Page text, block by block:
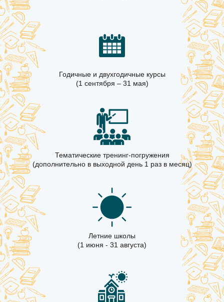
Годичные и двухгодичные курсы
(1 сентября – 31 мая)
Тематические тренинг-погружения
(дополнительно в выходной день 1 раз в месяц)
Летние школы
(1 июня - 31 августа)